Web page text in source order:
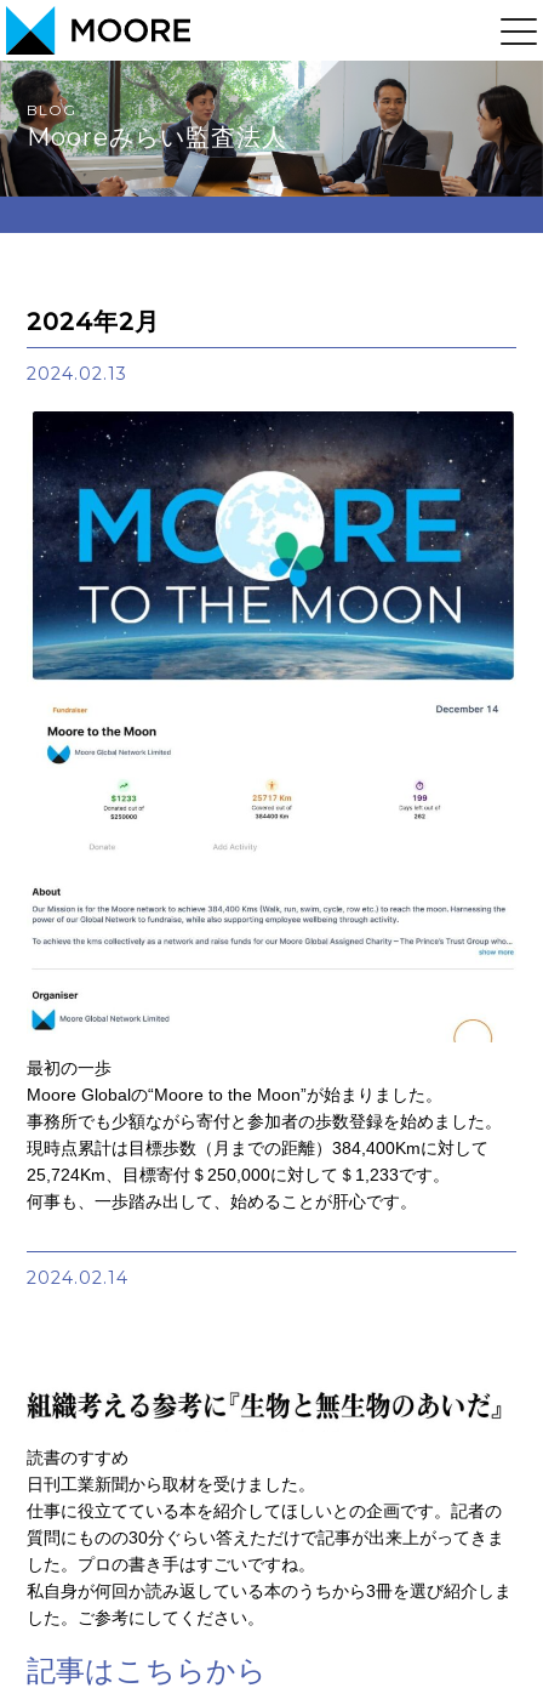
BLOG
Mooreみらい監査法人
2024年2月
2024.02.13
最初の一歩
Moore Globalの“Moore to the Moon”が始まりました。
事務所でも少額ながら寄付と参加者の歩数登録を始めました。
現時点累計は目標歩数（月までの距離）384,400Kmに対して
25,724Km、目標寄付＄250,000に対して＄1,233です。
何事も、一歩踏み出して、始めることが肝心です。
2024.02.14
読書のすすめ
日刊工業新聞から取材を受けました。
仕事に役立てている本を紹介してほしいとの企画です。記者の
質問にものの30分ぐらい答えただけで記事が出来上がってきま
した。プロの書き手はすごいですね。
私自身が何回か読み返している本のうちから3冊を選び紹介しま
した。ご参考にしてください。
記事はこちらから